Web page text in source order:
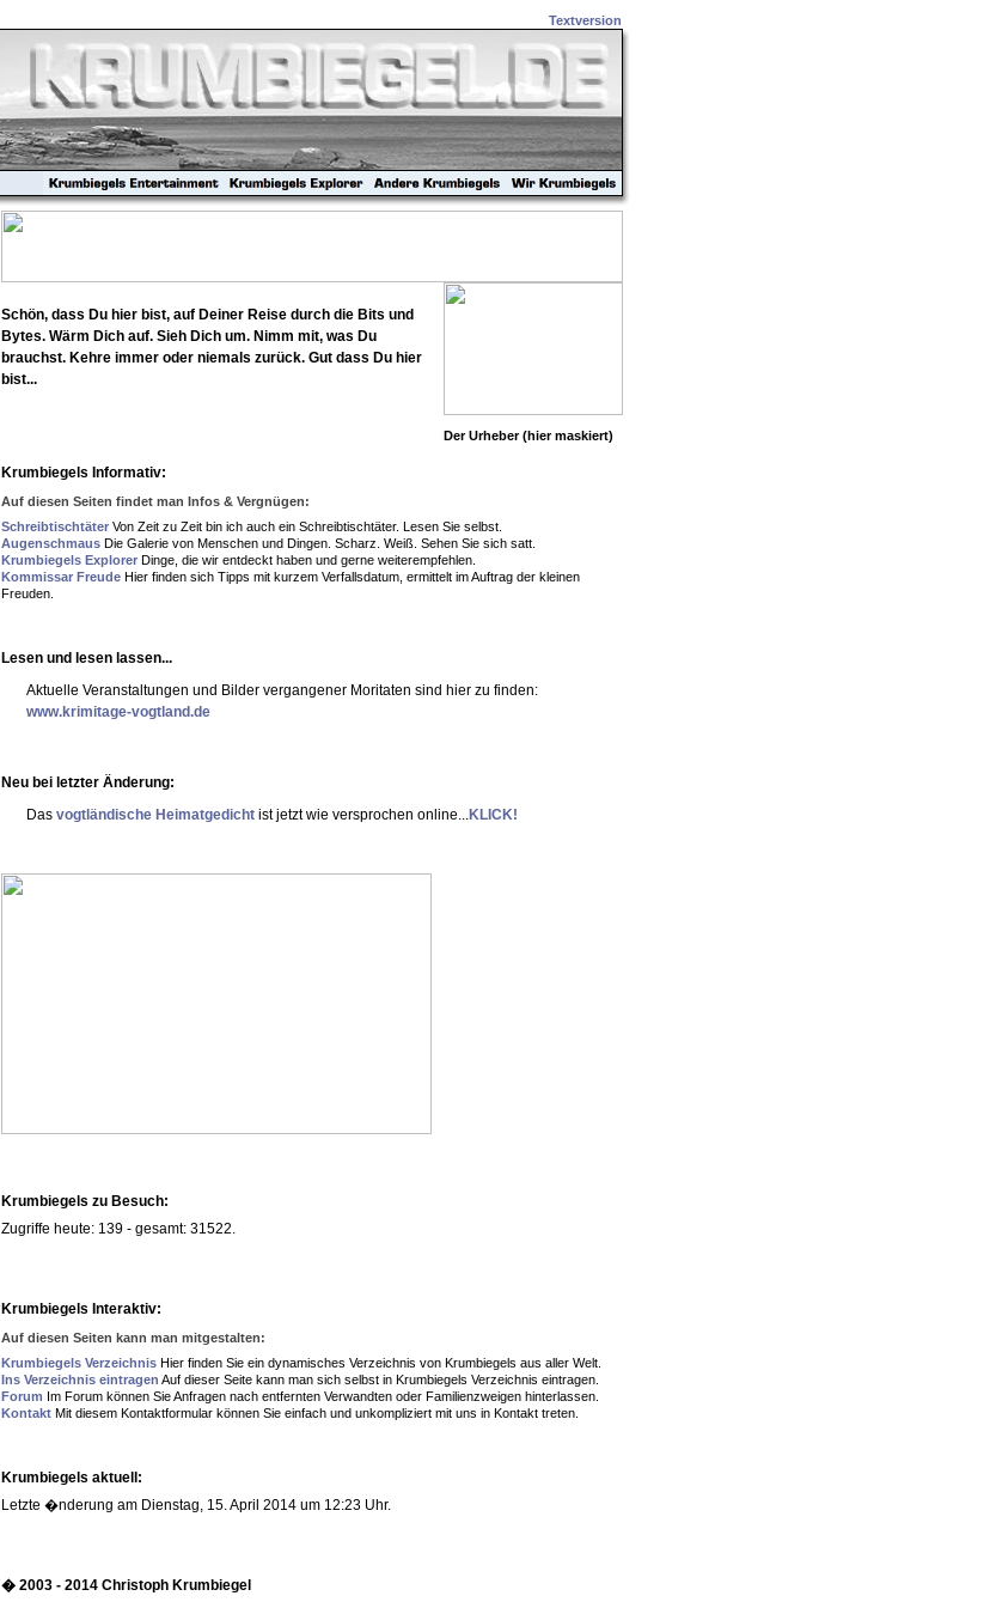
Textversion
Schön, dass Du hier bist, auf Deiner Reise durch die Bits und
Bytes. Wärm Dich auf. Sieh Dich um. Nimm mit, was Du
brauchst. Kehre immer oder niemals zurück. Gut dass Du hier
bist...
Der Urheber (hier maskiert)
Krumbiegels Informativ:
Auf diesen Seiten findet man Infos & Vergnügen:
Schreibtischtäter Von Zeit zu Zeit bin ich auch ein Schreibtischtäter. Lesen Sie selbst.
Augenschmaus Die Galerie von Menschen und Dingen. Scharz. Weiß. Sehen Sie sich satt.
Krumbiegels Explorer Dinge, die wir entdeckt haben und gerne weiterempfehlen.
Kommissar Freude Hier finden sich Tipps mit kurzem Verfallsdatum, ermittelt im Auftrag der kleinen
Freuden.
Lesen und lesen lassen...
Aktuelle Veranstaltungen und Bilder vergangener Moritaten sind hier zu finden:
www.krimitage-vogtland.de
Neu bei letzter Änderung:
Das vogtländische Heimatgedicht ist jetzt wie versprochen online...KLICK!
Krumbiegels zu Besuch:
Zugriffe heute: 139 - gesamt: 31522.
Krumbiegels Interaktiv:
Auf diesen Seiten kann man mitgestalten:
Krumbiegels Verzeichnis Hier finden Sie ein dynamisches Verzeichnis von Krumbiegels aus aller Welt.
Ins Verzeichnis eintragen Auf dieser Seite kann man sich selbst in Krumbiegels Verzeichnis eintragen.
Forum Im Forum können Sie Anfragen nach entfernten Verwandten oder Familienzweigen hinterlassen.
Kontakt Mit diesem Kontaktformular können Sie einfach und unkompliziert mit uns in Kontakt treten.
Krumbiegels aktuell:
Letzte �nderung am Dienstag, 15. April 2014 um 12:23 Uhr.
� 2003 - 2014 Christoph Krumbiegel